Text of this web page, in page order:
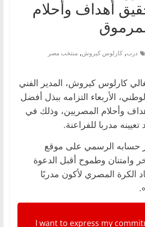
أهداف وأحلام
درب, كارلوس كيروش, منتخب مصر
كارلوس كيروش، المدير الفني
الأربعاء التزامه ببذل أفضل
وأحلام المصريين، وذلك في
مدربا للفراعنة.
حسابه الرسمي على موقع
وامتنان وطموح أقبل الدعوة
الكرة المصري لأكون مدربًا
I want to express my